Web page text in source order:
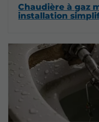
Chaudière à gaz
installation